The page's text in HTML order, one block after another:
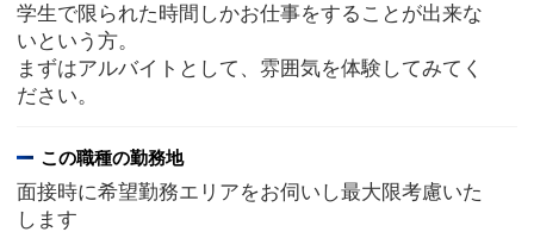
学生で限られた時間しかお仕事をすることが出来な
いという方。
まずはアルバイトとして、雰囲気を体験してみてく
ださい。
この職種の勤務地
面接時に希望勤務エリアをお伺いし最大限考慮いた
します